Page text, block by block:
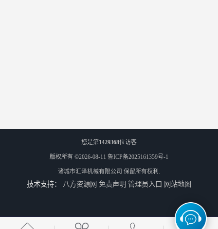
您是第1429368位访客
版权所有 ©2026-08-11 鲁ICP备2025161359号-1
诸城市汇泽机械有限公司 保留所有权利.
技术支持： 八方资源网 免责声明 管理员入口 网站地图